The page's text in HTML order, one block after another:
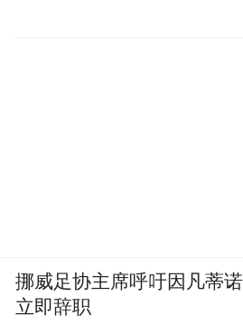
挪威足协主席呼吁因凡蒂诺
立即辞职